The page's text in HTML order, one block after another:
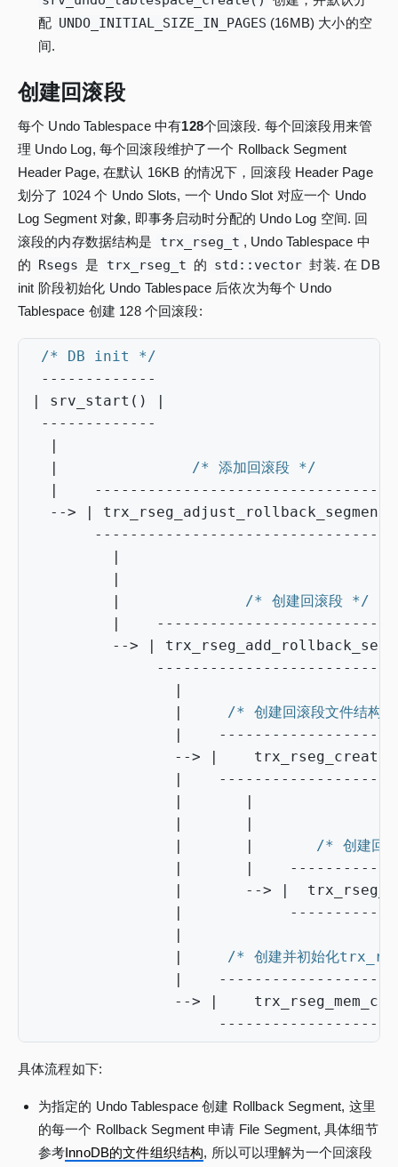
配 UNDO_INITIAL_SIZE_IN_PAGES (16MB) 大小的空
间.
创建回滚段
每个 Undo Tablespace 中有128个回滚段. 每个回滚段用来管
理 Undo Log, 每个回滚段维护了一个 Rollback Segment
Header Page, 在默认 16KB 的情况下，回滚段 Header Page
划分了 1024 个 Undo Slots, 一个 Undo Slot 对应一个 Undo
Log Segment 对象, 即事务启动时分配的 Undo Log 空间. 回
滚段的内存数据结构是
trx_rseg_t , Undo Tablespace 中
的 Rsegs 是 trx_rseg_t 的 std::vector 封装. 在 DB
init 阶段初始化 Undo Tablespace 后依次为每个 Undo
Tablespace 创建 128 个回滚段:
/* DB init */
-------------
srv_start ()
-------------
/* 添加回滚段 */
-->
trx_rseg_adjust_rollback_segments
/* 创建回滚段 */
-->
/* 创建回滚段文件结构
-->
trx_rseg_create
/* 创建回
-->
/* 创建并初始化
-->
具体流程如下:
为指定的 Undo Tablespace 创建 Rollback Segment, 这里
的每一个 Rollback Segment 申请 File Segment, 具体细节
参考InnoDB的文件组织结构, 所以可以理解为一个回滚段